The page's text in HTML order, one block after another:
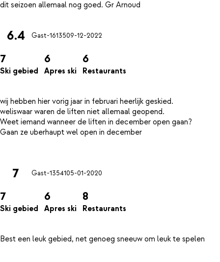
6.4 Gast-1613509-12-2022
7
Ski gebied
6
Apres ski
6
Restaurants
wij hebben hier vorig jaar in februari heerlijk geskied.
weliswaar waren de liften niet allemaal geopend.
Weet iemand wanneer de liften in december open gaan?
Gaan ze uberhaupt wel open in december
7 Gast-1354105-01-2020
7
Ski gebied
6
Apres ski
8
Restaurants